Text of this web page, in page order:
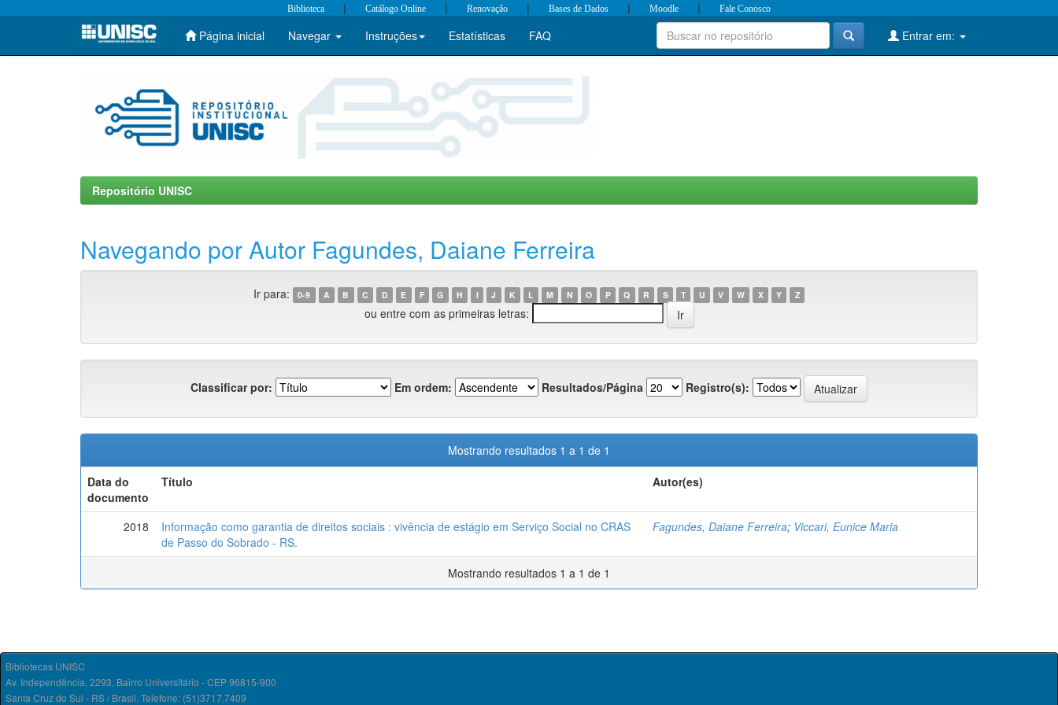
Skip
Biblioteca | Catálogo Online | Renovação | Bases de Dados | Moodle | Fale Conosco
Página inicial Navegar Instruções Estatísticas FAQ Entrar em:
Repositório UNISC
Navegando por Autor Fagundes, Daiane Ferreira
Ir para: 0-9 A B C D E F G H I J K L M N O P Q R S T U V W X Y Z
ou entre com as primeiras letras:
Classificar por: Em ordem: Resultados/Página Registro(s):
Mostrando resultados 1 a 1 de 1
Data do
documento
Título Autor(es)
2018
Informação como garantia de direitos sociais : vivência de estágio em Serviço Social no CRAS
de Passo do Sobrado - RS.
Fagundes, Daiane Ferreira; Viccari, Eunice Maria
Mostrando resultados 1 a 1 de 1
Bibliotecas UNISC
Av. Independência, 2293, Bairro Universitário - CEP 96815-900
Santa Cruz do Sul - RS / Brasil. Telefone: (51)3717.7409